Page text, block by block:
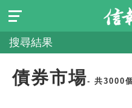
搜尋結果
債券市場- 共3000